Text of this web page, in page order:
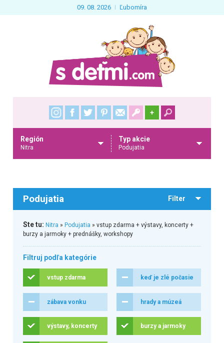
09. 08. 2026 Ľubomíra
+
Región
Nitra
Typ akcie
Podujatia
Podujatia Filter
Ste tu: Nitra » Podujatia » vstup zdarma + výstavy, koncerty +
burzy a jarmoky + prednášky, workshopy
Filtruj podľa kategórie
vstup zdarma keď je zlé počasie
zábava vonku hrady a múzeá
výstavy, koncerty burzy a jarmoky